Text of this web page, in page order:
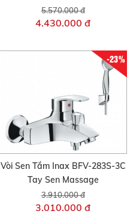
5.570.000 đ
4.430.000 đ
-23%
Vòi Sen Tắm Inax BFV-283S-3C
Tay Sen Massage
3.910.000 đ
3.010.000 đ